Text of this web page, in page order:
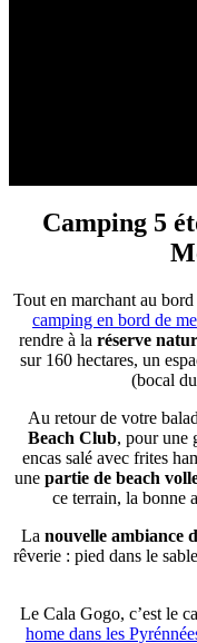
Camping 5
Tout en marchant au
camping en bord de
rendre à la réserve
sur 160 hectares, un
(bocal
Au retour de votre
Beach Club, pour une
encas salé avec frites
une partie de beach
ce terrain, la bonne
La nouvelle ambiance
rêverie : pied dans le
Le Cala Gogo, c’est le
home dans les